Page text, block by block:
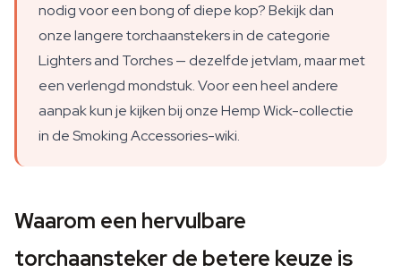
nodig voor een bong of diepe kop? Bekijk dan
onze langere torchaanstekers in de categorie
Lighters and Torches — dezelfde jetvlam, maar met
een verlengd mondstuk. Voor een heel andere
aanpak kun je kijken bij onze Hemp Wick-collectie
in de Smoking Accessories-wiki.
Waarom een hervulbare
torchaansteker de betere keuze is